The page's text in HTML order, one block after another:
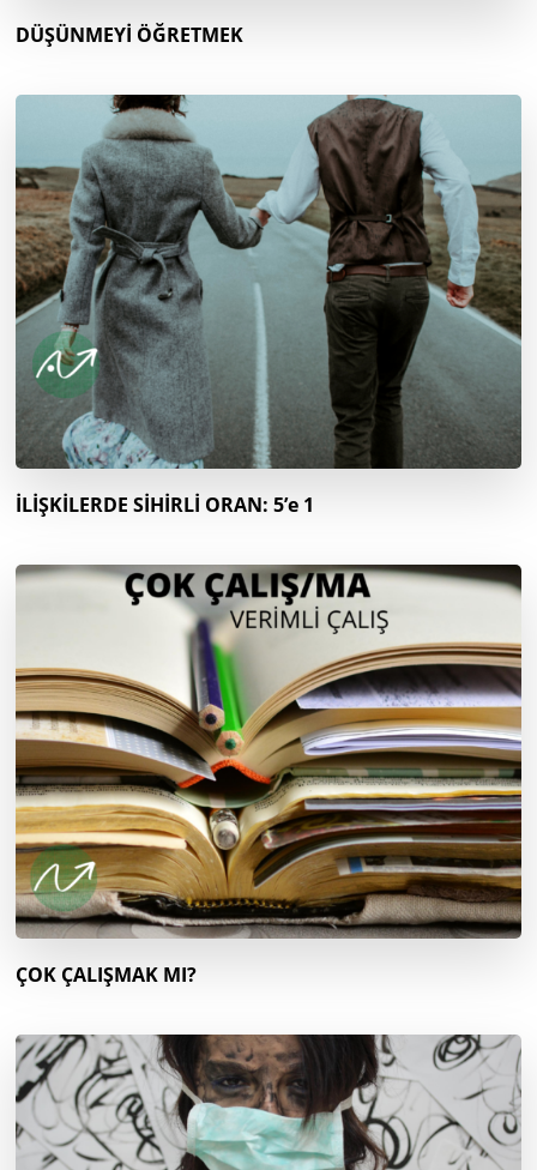
DÜŞÜNMEYİ ÖĞRETMEK
İLİŞKİLERDE SİHİRLİ ORAN: 5’e 1
ÇOK ÇALIŞMAK MI?